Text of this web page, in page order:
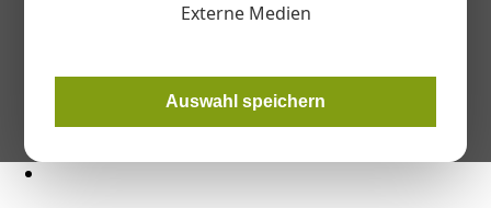
Externe Medien
Auswahl speichern
Schalldämmung nur dann entfalten, wenn sie auch